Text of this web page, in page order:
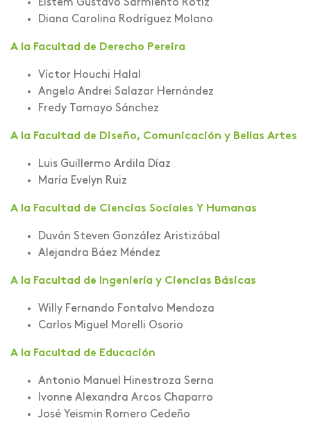
Eistem Gustavo Sarmiento Rotiz
Diana Carolina Rodríguez Molano
A la Facultad de Derecho Pereira
Víctor Houchi Halal
Angelo Andrei Salazar Hernández
Fredy Tamayo Sánchez
A la Facultad de Diseño, Comunicación y Bellas Artes
Luis Guillermo Ardila Díaz
María Evelyn Ruiz
A la Facultad de Ciencias Sociales Y Humanas
Duván Steven González Aristizábal
Alejandra Báez Méndez
A la Facultad de Ingeniería y Ciencias Básicas
Willy Fernando Fontalvo Mendoza
Carlos Miguel Morelli Osorio
A la Facultad de Educación
Antonio Manuel Hinestroza Serna
Ivonne Alexandra Arcos Chaparro
José Yeismin Romero Cedeño